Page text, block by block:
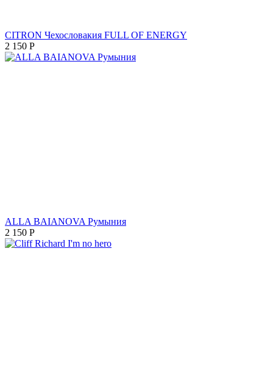
CITRON Чехословакия FULL OF ENERGY
2 150 Р
ALLA BAIANOVA Румыния
2 150 Р